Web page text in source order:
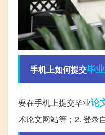
手机上如何提交毕
要在手机上提交毕业论
术论文网站等；2. 登录